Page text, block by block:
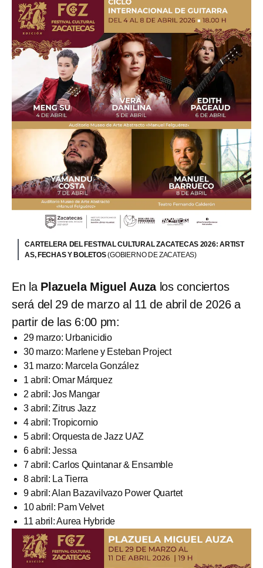
CARTELERA DEL FESTIVAL CULTURAL ZACATECAS 2026: ARTIST
AS, FECHAS Y BOLETOS(GOBIERNO DE ZACATEAS)
En la Plazuela Miguel Auza los conciertos
será del 29 de marzo al 11 de abril de 2026 a
partir de las 6:00 pm:
29 marzo: Urbanicidio
30 marzo: Marlene y Esteban Project
31 marzo: Marcela González
1 abril: Omar Márquez
2 abril: Jos Mangar
3 abril: Zitrus Jazz
4 abril: Tropicornio
5 abril: Orquesta de Jazz UAZ
6 abril: Jessa
7 abril: Carlos Quintanar & Ensamble
8 abril: La Tierra
9 abril: Alan Bazavilvazo Power Quartet
10 abril: Pam Velvet
11 abril: Aurea Hybride